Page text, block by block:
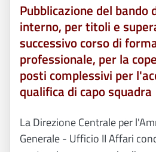
Pubblicazione del bando
interno, per titoli e
successivo corso di
professionale, per la
posti complessivi per
qualifica di capo squadra
La Direzione Centrale per
Generale - Ufficio II Affari